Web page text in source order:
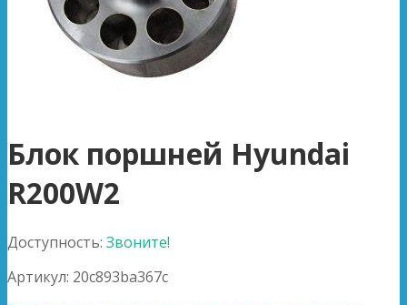
Блок поршней Hyundai
R200W2
Доступность: Звоните!
Артикул: 20c893ba367c